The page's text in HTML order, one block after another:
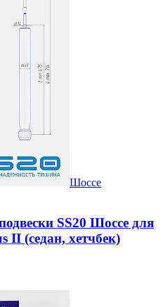
Шоссе
SS20 Шоссе для
II (седан, хетчбек)